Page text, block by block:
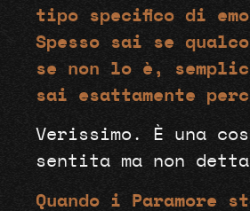
tipo specifico di
Spesso sai se
se non lo è,
sai esattamente
Verissimo. È una
sentita ma non
Quando i Paramore